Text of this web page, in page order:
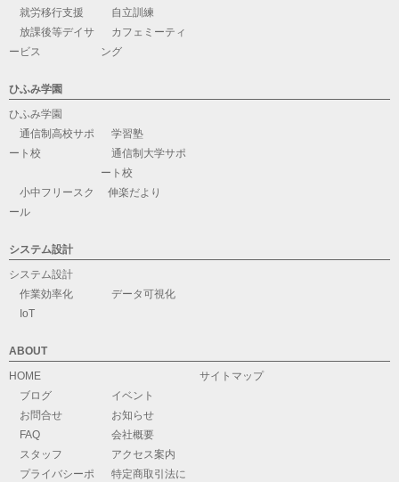
就労移行支援
自立訓練
放課後等デイサ
ービス
カフェミーティ
ング
ひふみ学園
ひふみ学園
通信制高校サポ
ート校
学習塾
通信制大学サポ
ート校
小中フリースク
ール
伸楽だより
システム設計
システム設計
作業効率化
データ可視化
IoT
ABOUT
HOME
ブログ
イベント
お問合せ
お知らせ
FAQ
会社概要
スタッフ
アクセス案内
プライバシーポ
特定商取引法に
サイトマップ